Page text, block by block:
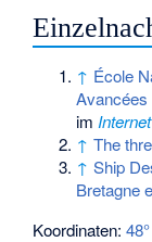
↑ École
Avancées
im
↑ The
↑ Ship
Bretagne
Koordinaten: